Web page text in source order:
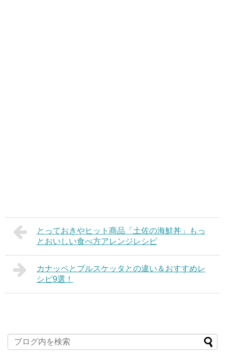
とっておきやヒット商品「土佐の海鮮丼」もっ
とおいしい食べ方アレンジレシピ
カナッペとブルスケッタとの違い＆おすすめレ
シピ9選！